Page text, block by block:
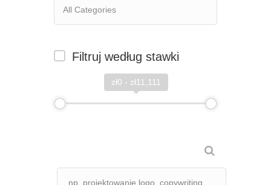
Filtruj według stawki
zł0 - zł11,111